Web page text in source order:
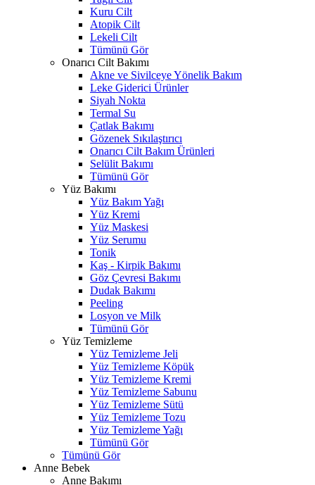
Kuru Cilt
Atopik Cilt
Lekeli Cilt
Tümünü Gör
Onarıcı Cilt Bakımı
Akne ve Sivilceye Yönelik Bakım
Leke Giderici Ürünler
Siyah Nokta
Termal Su
Çatlak Bakımı
Gözenek Sıkılaştırıcı
Onarıcı Cilt Bakım Ürünleri
Selülit Bakımı
Tümünü Gör
Yüz Bakımı
Yüz Bakım Yağı
Yüz Kremi
Yüz Maskesi
Yüz Serumu
Tonik
Kaş - Kirpik Bakımı
Göz Çevresi Bakımı
Dudak Bakımı
Peeling
Losyon ve Milk
Tümünü Gör
Yüz Temizleme
Yüz Temizleme Jeli
Yüz Temizleme Köpük
Yüz Temizleme Kremi
Yüz Temizleme Sabunu
Yüz Temizleme Sütü
Yüz Temizleme Tozu
Yüz Temizleme Yağı
Tümünü Gör
Tümünü Gör
Anne Bebek
Anne Bakımı